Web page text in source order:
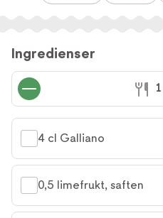
Ingredienser
4 cl Galliano
0,5 limefrukt, saften